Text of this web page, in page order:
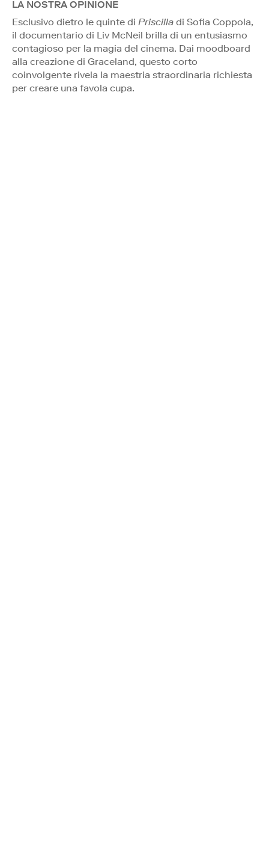
LA NOSTRA OPINIONE
Esclusivo dietro le quinte di Priscilla di Sofia Coppola,
il documentario di Liv McNeil brilla di un entusiasmo
contagioso per la magia del cinema. Dai moodboard
alla creazione di Graceland, questo corto
coinvolgente rivela la maestria straordinaria richiesta
per creare una favola cupa.